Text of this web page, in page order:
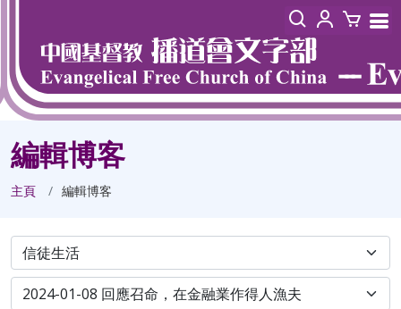
編輯博客
主頁 編輯博客